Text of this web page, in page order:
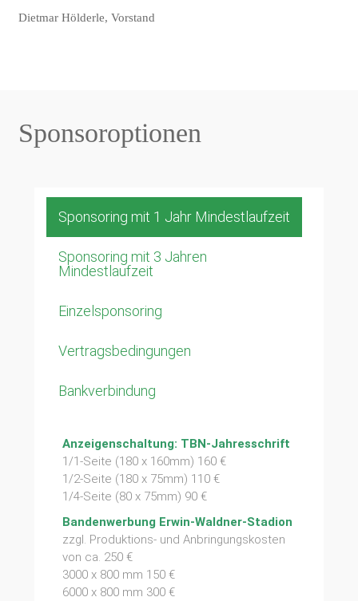
Dietmar Hölderle, Vorstand
Sponsoroptionen
Sponsoring mit 1 Jahr Mindestlaufzeit
Sponsoring mit 3 Jahren
Mindestlaufzeit
Einzelsponsoring
Vertragsbedingungen
Bankverbindung
Anzeigenschaltung: TBN-Jahresschrift
1/1-Seite (180 x 160mm) 160 €
1/2-Seite (180 x 75mm) 110 €
1/4-Seite (80 x 75mm) 90 €
Bandenwerbung Erwin-Waldner-Stadion
zzgl. Produktions- und Anbringungskosten
von ca. 250 €
3000 x 800 mm 150 €
6000 x 800 mm 300 €